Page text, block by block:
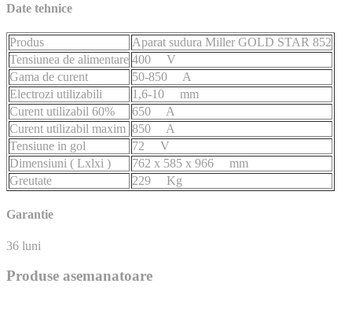
Date tehnice
Produs
Aparat sudura Miller GOLD STAR 852
Tensiunea de alimentare 400 V
Gama de curent
50-850 A
Electrozi utilizabili
1,6-10 mm
Curent utilizabil 60%
650 A
Curent utilizabil maxim 850 A
Tensiune in gol
72 V
Dimensiuni ( Lxlxi )
762 x 585 x 966 mm
Greutate
229 Kg
Garantie
36 luni
Produse asemanatoare